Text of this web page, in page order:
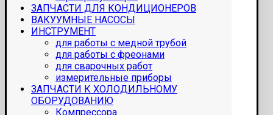
ЗАПЧАСТИ ДЛЯ КОНДИЦИОНЕРОВ
ВАКУУМНЫЕ НАСОСЫ
ИНСТРУМЕНТ
для работы с медной трубой
для работы с фреонами
для сварочных работ
измерительные приборы
ЗАПЧАСТИ К ХОЛОДИЛЬНОМУ
ОБОРУДОВАНИЮ
Компрессора